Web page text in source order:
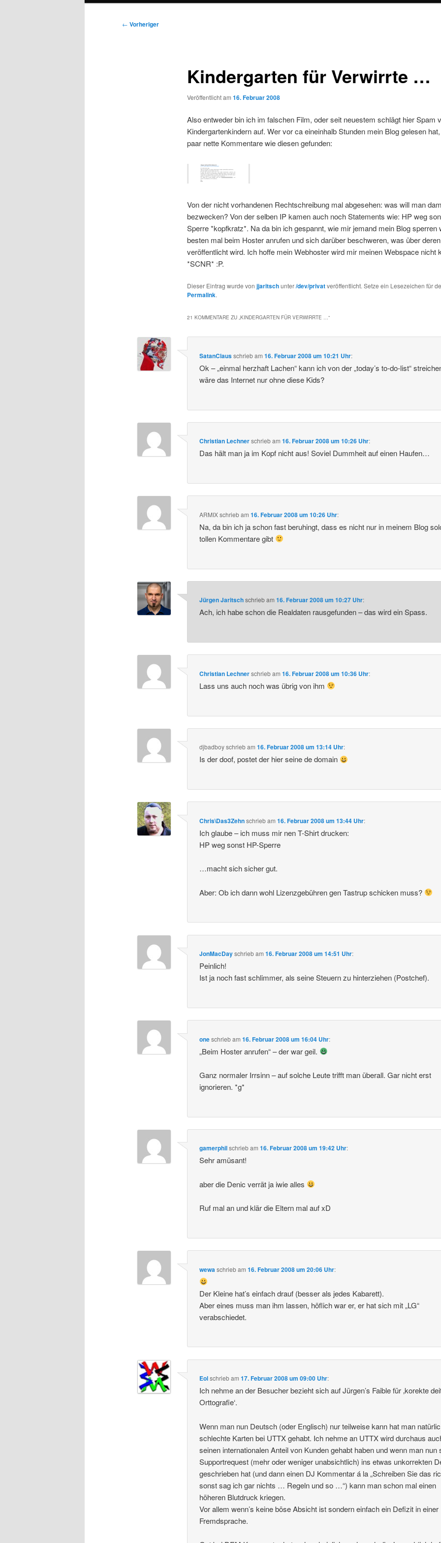
Beitragsnavigation
← Vorheriger
Kindergarten für Verwirrte …
Veröffentlicht am 16. Februar 2008
Also entweder bin ich im falschen Film, oder seit neuestem schlägt hier Spam
Kindergartenkindern auf. Wer vor ca eineinhalb Stunden mein Blog gelesen
paar nette Kommentare wie diesen gefunden:
Von der nicht vorhandenen Rechtschreibung mal abgesehen: was will man
bezwecken? Von der selben IP kamen auch noch Statements wie: HP weg
Sperre *kopfkratz*. Na da bin ich gespannt, wie mir jemand mein Blog sperren
besten mal beim Hoster anrufen und sich darüber beschweren, was über
veröffentlicht wird. Ich hoffe mein Webhoster wird mir meinen Webspace nicht
*SCNR* :P.
Dieser Eintrag wurde von jjaritschunter/dev/privatveröffentlicht. Setze ein Lesezeichen für
Permalink.
21 KOMMENTARE ZU „KINDERGARTEN FÜR VERWIRRTE …“
SatanClausschriebam16. Februar 2008 um 10:21 Uhr:
Ok – „einmal herzhaft Lachen“ kann ich von der „today’s to-do-list“
wäre das Internet nur ohne diese Kids?
Christian Lechnerschriebam16. Februar 2008 um 10:26 Uhr:
Das hält man ja im Kopf nicht aus! Soviel Dummheit auf einen Haufen…
ARMIXschriebam16. Februar 2008 um 10:26 Uhr:
Na, da bin ich ja schon fast beruhingt, dass es nicht nur in meinem Blog
tollen Kommentare gibt
Jürgen Jaritschschriebam16. Februar 2008 um 10:27 Uhr:
Ach, ich habe schon die Realdaten rausgefunden – das wird ein Spass.
Christian Lechnerschriebam16. Februar 2008 um 10:36 Uhr:
Lass uns auch noch was übrig von ihm
djbadboyschriebam16. Februar 2008 um 13:14 Uhr:
Is der doof, postet der hier seine de domain
Chris\Das3Zehnschriebam16. Februar 2008 um 13:44 Uhr:
Ich glaube – ich muss mir nen T-Shirt drucken:
HP weg sonst HP-Sperre
…macht sich sicher gut.
Aber: Ob ich dann wohl Lizenzgebühren gen Tastrup schicken muss?
JonMacDayschriebam16. Februar 2008 um 14:51 Uhr:
Peinlich!
Ist ja noch fast schlimmer, als seine Steuern zu hinterziehen (Postchef).
oneschriebam16. Februar 2008 um 16:04 Uhr:
„Beim Hoster anrufen“ – der war geil.
Ganz normaler Irrsinn – auf solche Leute trifft man überall. Gar nicht erst
ignorieren. *g*
gamerphilschriebam16. Februar 2008 um 19:42 Uhr:
Sehr amüsant!
aber die Denic verrät ja iwie alles
Ruf mal an und klär die Eltern mal auf xD
wewaschriebam16. Februar 2008 um 20:06 Uhr:
Der Kleine hat’s einfach drauf (besser als jedes Kabarett).
Aber eines muss man ihm lassen, höflich war er, er hat sich mit „LG“
verabschiedet.
Eolschriebam17. Februar 2008 um 09:00 Uhr:
Ich nehme an der Besucher bezieht sich auf Jürgen’s Faible für ‚korekte
Orttografie‘.
Wenn man nun Deutsch (oder Englisch) nur teilweise kann hat man
schlechte Karten bei UTTX gehabt. Ich nehme an UTTX wird durchaus
seinen internationalen Anteil von Kunden gehabt haben und wenn man nun
Supportrequest (mehr oder weniger unabsichtlich) ins etwas unkorrekten
geschrieben hat (und dann einen DJ Kommentar á la „Schreiben Sie das
sonst sag ich gar nichts … Regeln und so …“) kann man schon mal einen
höheren Blutdruck kriegen.
Vor allem wenn’s keine böse Absicht ist sondern einfach ein Defizit in einer
Fremdsprache.